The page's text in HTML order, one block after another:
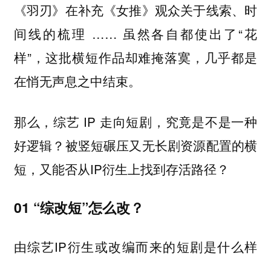
《羽刃》在补充《女推》观众关于线索、时
间线的梳理 …… 虽然各自都使出了“花
样”，这批横短作品却难掩落寞，几乎都是
在悄无声息之中结束。
那么，综艺 IP 走向短剧，究竟是不是一种
好逻辑？被竖短碾压又无长剧资源配置的横
短，又能否从IP衍生上找到存活路径？
01 “综改短”怎么改？
由综艺IP衍生或改编而来的短剧是什么样